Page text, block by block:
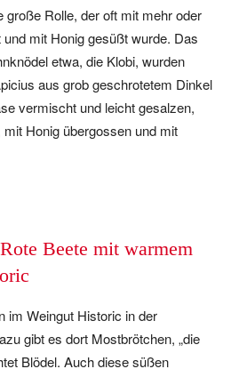
große Rolle, der oft mit mehr oder
mit Honig gesüßt wurde. Das
etwa, die Klobi, wurden
aus grob geschrotetem Dinkel
vermischt und leicht gesalzen,
Honig übergossen und mit
Beete mit warmem
im Weingut Historic in der
gibt es dort Mostbrötchen, „die
Blödel. Auch diese süßen